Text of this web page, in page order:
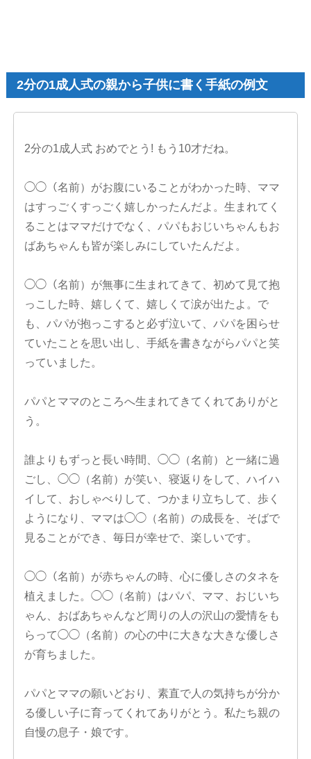
2分の1成人式の親から子供に書く手紙の例文
2分の1成人式 おめでとう! もう10才だね。
◯◯（名前）がお腹にいることがわかった時、ママ
はすっごくすっごく嬉しかったんだよ。生まれてく
ることはママだけでなく、パパもおじいちゃんもお
ばあちゃんも皆が楽しみにしていたんだよ。
◯◯（名前）が無事に生まれてきて、初めて見て抱
っこした時、嬉しくて、嬉しくて涙が出たよ。で
も、パパが抱っこすると必ず泣いて、パパを困らせ
ていたことを思い出し、手紙を書きながらパパと笑
っていました。
パパとママのところへ生まれてきてくれてありがと
う。
誰よりもずっと長い時間、◯◯（名前）と一緒に過
ごし、◯◯（名前）が笑い、寝返りをして、ハイハ
イして、おしゃべりして、つかまり立ちして、歩く
ようになり、ママは◯◯（名前）の成長を、そばで
見ることができ、毎日が幸せで、楽しいです。
◯◯（名前）が赤ちゃんの時、心に優しさのタネを
植えました。◯◯（名前）はパパ、ママ、おじいち
ゃん、おばあちゃんなど周りの人の沢山の愛情をも
らって◯◯（名前）の心の中に大きな大きな優しさ
が育ちました。
パパとママの願いどおり、素直で人の気持ちが分か
る優しい子に育ってくれてありがとう。私たち親の
自慢の息子・娘です。